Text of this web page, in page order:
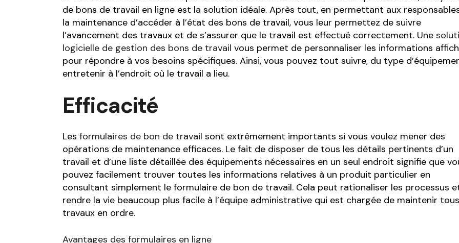
de bons de travail en ligne est la solution idéale. Après tout, en permettant aux
la maintenance d’accéder à l’état des bons de travail, vous leur permettez de suivre
l’avancement des travaux et de s’assurer que le travail est effectué correctement. Une
logicielle de gestion des bons de travail vous permet de personnaliser les informations
pour répondre à vos besoins spécifiques. Ainsi, vous pouvez tout suivre, du type
entretenir à l’endroit où le travail a lieu.
Efficacité
Les formulaires de bon de travail sont extrêmement importants si vous voulez mener des
opérations de maintenance efficaces. Le fait de disposer de tous les détails pertinents d’un
travail et d’une liste détaillée des équipements nécessaires en un seul endroit signifie que
pouvez facilement trouver toutes les informations relatives à un produit particulier en
consultant simplement le formulaire de bon de travail. Cela peut rationaliser les processus
rendre la vie beaucoup plus facile à l’équipe administrative qui est chargée de maintenir
travaux en ordre.
Avantages des formulaires en ligne